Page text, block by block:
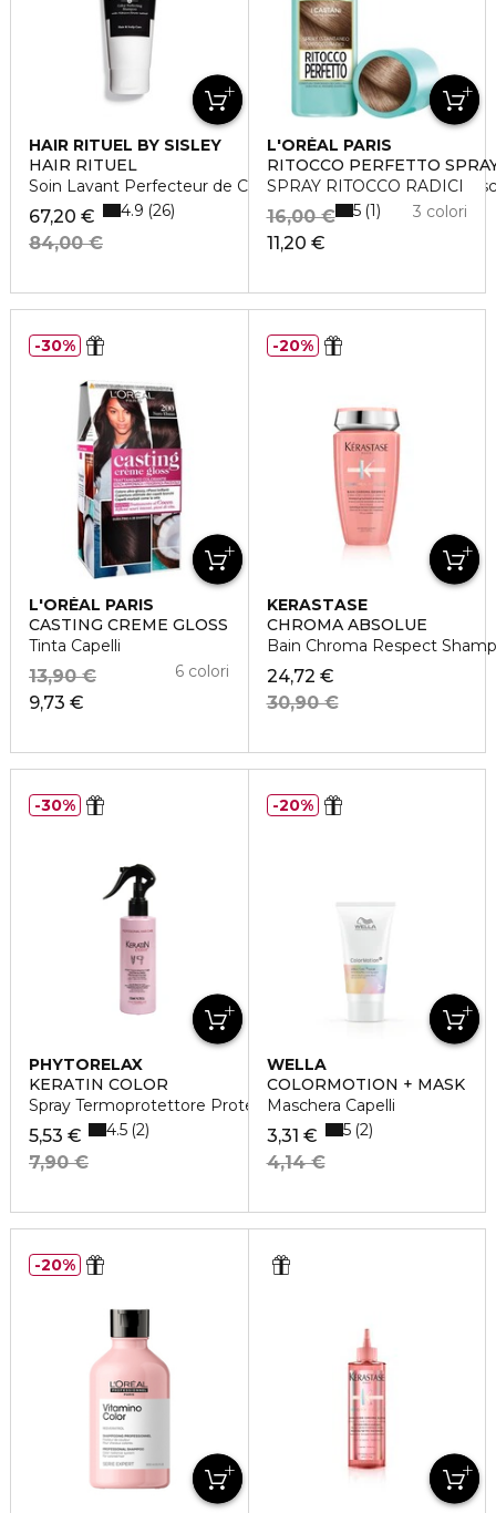
HAIR RITUEL BY SISLEY
HAIR RITUEL
Soin Lavant Perfecteur de Couleur à l'extrait de fleur
67,20 €
84,00 €
4.9 26
L'ORÉAL PARIS
RITOCCO PERFETTO
SPRAY RITOCCO RADICI
11,20 €
16,00 € 3 colori
5 1
L'ORÉAL PARIS
CASTING CREME GLOSS
Tinta Capelli
9,73 €
13,90 € 6 colori
30%
KERASTASE
CHROMA ABSOLUE
Bain Chroma Respect
24,72 €
30,90 €
20%
PHYTORELAX
KERATIN COLOR
Spray Termoprotettore Proteggi Colore
5,53 €
7,90 €
4.5 2
30%
WELLA
COLORMOTION + MASK
Maschera Capelli
3,31 €
4,14 €
5 2
20%
20%